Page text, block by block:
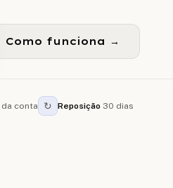
Como funciona →
da conta ↻ Reposição 30 dias